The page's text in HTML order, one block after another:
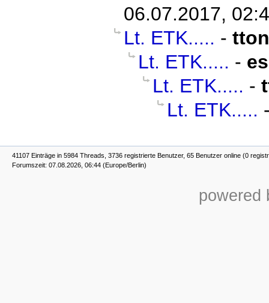
06.07.2017,
Lt. ETK..... -
Lt. ETK..... -
Lt. ETK..... -
Lt. ETK.....
41107 Einträge in 5984 Threads, 3736 registrierte Benutzer, 65 Benutzer online (0
Forumszeit: 07.08.2026, 06:44 (Europe/Berlin)
powered